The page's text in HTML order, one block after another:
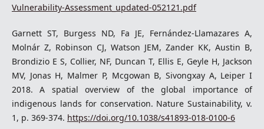
Vulnerability-Assessment_updated-052121.pdf
Garnett ST, Burgess ND, Fa JE, Fernández-Llamazares A,
Molnár Z, Robinson CJ, Watson JEM, Zander KK, Austin B,
Brondizio E S, Collier, NF, Duncan T, Ellis E, Geyle H, Jackson
MV, Jonas H, Malmer P, Mcgowan B, Sivongxay A, Leiper I
2018. A spatial overview of the global importance of
indigenous lands for conservation. Nature Sustainability, v.
1, p. 369-374. https://doi.org/10.1038/s41893-018-0100-6